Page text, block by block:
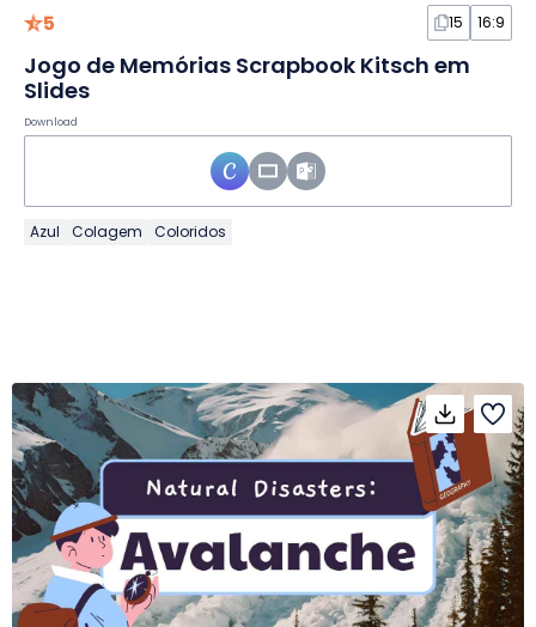
5 15 16:9
Jogo de Memórias Scrapbook Kitsch em
Slides
Download
Azul Colagem Coloridos